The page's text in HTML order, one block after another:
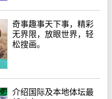
奇事趣事天下事，精彩
无界限，放眼世界，轻
松搜画。
介绍国际及本地体坛最